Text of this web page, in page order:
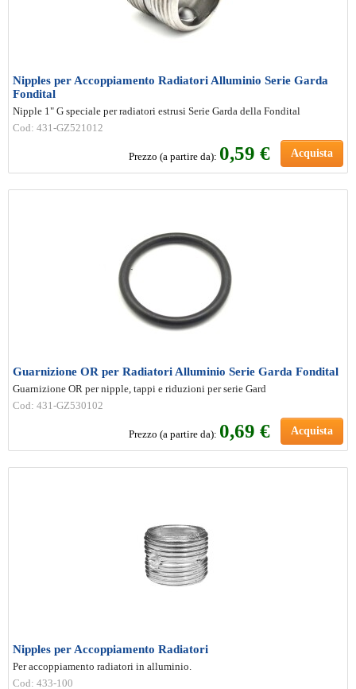
Nipples per Accoppiamento Radiatori Alluminio Serie Garda
Fondital
Nipple 1" G speciale per radiatori estrusi Serie Garda della Fondital
Cod: 431-GZ521012
Prezzo (a partire da): 0,59 € Acquista
Guarnizione OR per Radiatori Alluminio Serie Garda Fondital
Guarnizione OR per nipple, tappi e riduzioni per serie Gard
Cod: 431-GZ530102
Prezzo (a partire da): 0,69 € Acquista
Nipples per Accoppiamento Radiatori
Per accoppiamento radiatori in alluminio.
Cod: 433-100